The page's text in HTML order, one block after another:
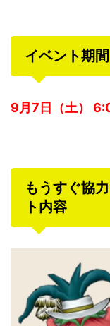
イベント期間
9月7日（土）
もうすぐ協
ト内容